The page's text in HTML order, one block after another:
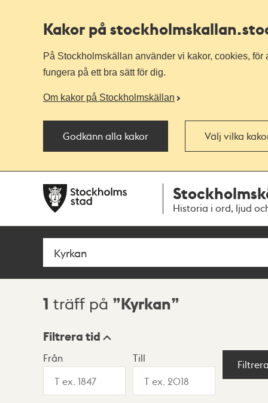
Kakor på stockholmskallan
På Stockholmskällan använder vi kakor, cookies,
fungera på ett bra sätt för dig.
Om kakor på Stockholmskällan
Godkänn alla kakor Välj vilka
navigationen
huvudinnehållet
Historia i ord, ljud
Sök
Sökresultat
1 träff på Kyrkan
Visningsläge
Filtrera tid
Från Till